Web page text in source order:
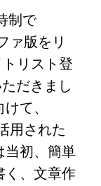
制で
ァ版をリ
リスト登
だきまし
て、
用された
当初、簡単
く、文章作